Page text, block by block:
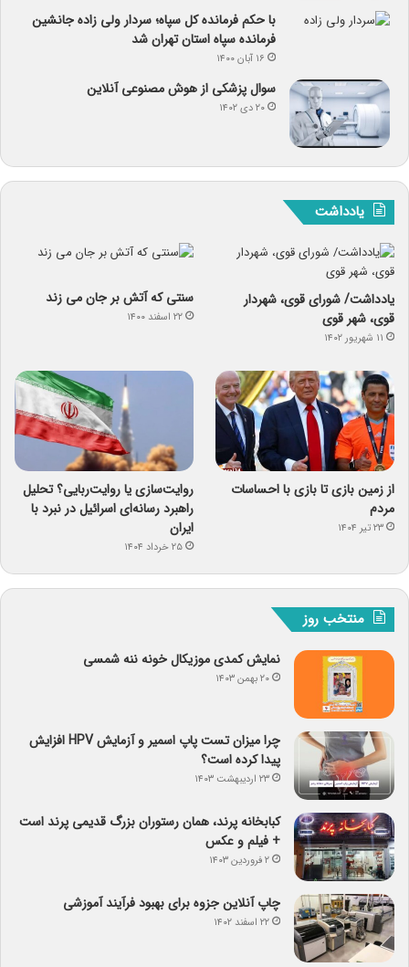
با حکم فرمانده کل سپاه؛ سردار ولی زاده جانشین
فرمانده سپاه استان تهران شد
۱۶ آبان ۱۴۰۰
سوال پزشکی از هوش مصنوعی آنلاین
۲۰ دی ۱۴۰۲
یادداشت
یادداشت/ شورای قوی، شهردار
قوی، شهر قوی
۱۱ شهریور ۱۴۰۲
سنتی که آتش بر جان می زند
۲۲ اسفند ۱۴۰۰
از زمین بازی تا بازی با احساسات
مردم
۲۳ تیر ۱۴۰۴
روایت‌سازی یا روایت‌ربایی؟ تحلیل
راهبرد رسانه‌ای اسرائیل در نبرد با
ایران
۲۵ خرداد ۱۴۰۴
منتخب روز
نمایش کمدی موزیکال خونه ننه شمسی
۲۰ بهمن ۱۴۰۳
چرا میزان تست پاپ اسمیر و آزمایش HPV افزایش
پیدا کرده است؟
۲۳ اردیبهشت ۱۴۰۳
کبابخانه پرند، همان رستوران بزرگ قدیمی پرند است
+ فیلم و عکس
۲ فروردین ۱۴۰۳
چاپ آنلاین جزوه برای بهبود فرآیند آموزشی
۲۲ اسفند ۱۴۰۲